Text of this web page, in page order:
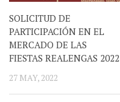
SOLICITUD DE
PARTICIPACIÓN EN EL
MERCADO DE LAS
FIESTAS REALENGAS 2022
27 MAY, 2022